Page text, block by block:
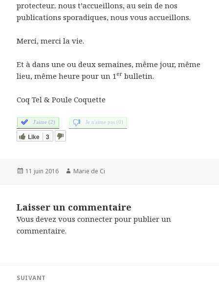
protecteur.. nous t’accueillons, au sein de nos
publications sporadiques, nous vous accueillons.
Merci, merci la vie.
Et à dans une ou deux semaines, même jour, même
lieu, même heure pour un 1er bulletin.
Coq Tel & Poule Coquette
J'aime (2) Je n'aime pas (0)
Like 3
Publié
11 juin 2016 Auteur
Marie de Ci
Laisser un commentaire
Vous devezvous connecter pour publier un
commentaire.
SUIVANT